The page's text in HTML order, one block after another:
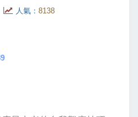
人氣： 8138